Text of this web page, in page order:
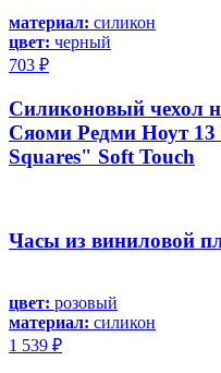
материал: силикон
цвет: черный
703 ₽
Силиконовый чехол
Сяоми Редми Ноут
Squares" Soft Touch
Часы из виниловой
цвет: розовый
материал: силикон
1 539 ₽